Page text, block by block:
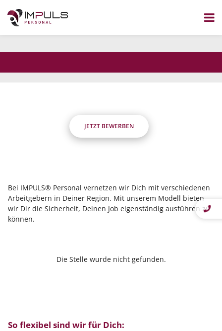
Inhalt
dass Du flexibel bist?
Wir nicht.
JETZT BEWERBEN
Bei IMPULS® Personal vernetzen wir Dich mit verschiedenen
Arbeitgebern in Deiner Region. Mit unserem Modell bieten
wir Dir die Sicherheit, Deinen Job eigenständig ausführen zu
können.
Die Stelle wurde nicht gefunden.
So flexibel sind wir für Dich: